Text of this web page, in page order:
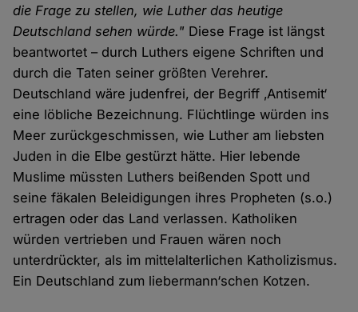
die Frage zu stellen, wie Luther das heutige
Deutschland sehen würde." Diese Frage ist längst
beantwortet – durch Luthers eigene Schriften und
durch die Taten seiner größten Verehrer.
Deutschland wäre judenfrei, der Begriff ‚Antisemit‘
eine löbliche Bezeichnung. Flüchtlinge würden ins
Meer zurückgeschmissen, wie Luther am liebsten
Juden in die Elbe gestürzt hätte. Hier lebende
Muslime müssten Luthers beißenden Spott und
seine fäkalen Beleidigungen ihres Propheten (s.o.)
ertragen oder das Land verlassen. Katholiken
würden vertrieben und Frauen wären noch
unterdrückter, als im mittelalterlichen Katholizismus.
Ein Deutschland zum liebermann‘schen Kotzen.